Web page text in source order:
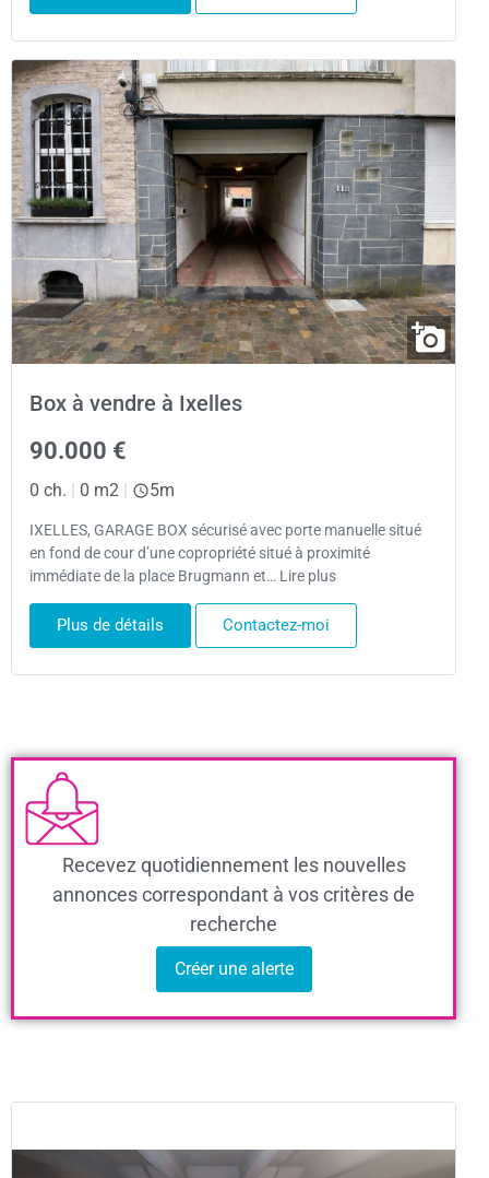
Box à vendre à Ixelles
90.000 €
0 ch. | 0 m2 | 5m
IXELLES, GARAGE BOX sécurisé avec porte manuelle situé
en fond de cour d’une copropriété situé à proximité
immédiate de la place Brugmann et… Lire plus
Plus de détails Contactez-moi
Recevez quotidiennement les nouvelles
annonces correspondant à vos critères de
recherche
Créer une alerte